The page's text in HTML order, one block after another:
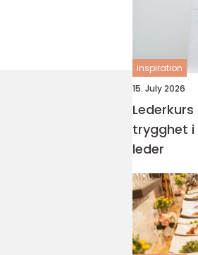
inspiration
15. July 2026
trygghet i
leder